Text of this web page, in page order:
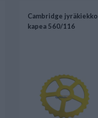
Cambridge jyräkiekko
kapea 560/116